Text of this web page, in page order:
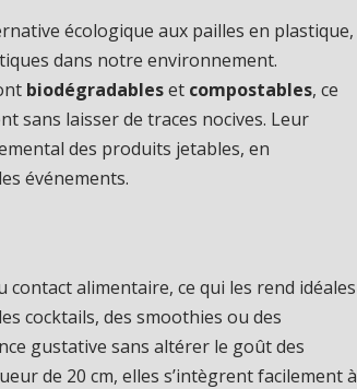
écologique aux pailles en plastique,
dans notre environnement.
biodégradableset compostables, ce
sans laisser de traces nocives. Leur
des produits jetables, en
événements.
alimentaire, ce qui les rend idéales
cocktails, des smoothies ou des
gustative sans altérer le goût des
de 20 cm, elles s’intègrent facilement à